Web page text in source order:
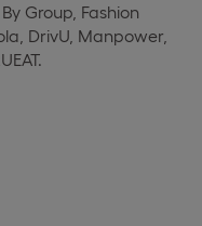
Group, Fashion
DrivU, Manpower,